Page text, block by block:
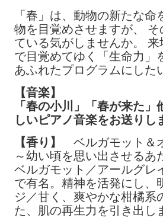
「春」は、動物の新たな
物を目覚めさせますが、
ている気がしませんか。
で目覚めてゆく「生命力」
あふれたプログラムにした
【音楽】
「春の小川」「春が来た
しいピアノ音楽をお送りし
【香り】
ベルガモット＆
～幼い頃を思い出させる
ベルガモット／アールグレ
で有名。精神を活発にし、
ジ／甘く、爽やかな柑橘系
た、肌の再生力を引き出し